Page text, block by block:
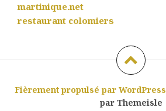
martinique.net
restaurant colomiers
Fièrement propulsé par WordPress
par Themeisle